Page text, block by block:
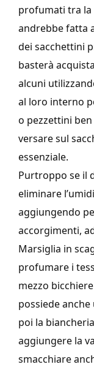
profumati tra la
andrebbe fatta
dei sacchettini
basterà
alcuni
al loro interno
o pezzettini
versare sul
essenziale.
Purtroppo se il
eliminare
aggiungendo
accorgimenti,
Marsiglia in
profumare i
mezzo
possiede
poi la
aggiungere la
smacchiare